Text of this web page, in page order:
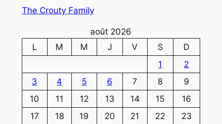
The Crouty Family
août 2026
L
M M J V S
D
1
2
3
4 5 6 7 8
9
10
11 12 13 14 15
16
17
18 19 20 21 22
23